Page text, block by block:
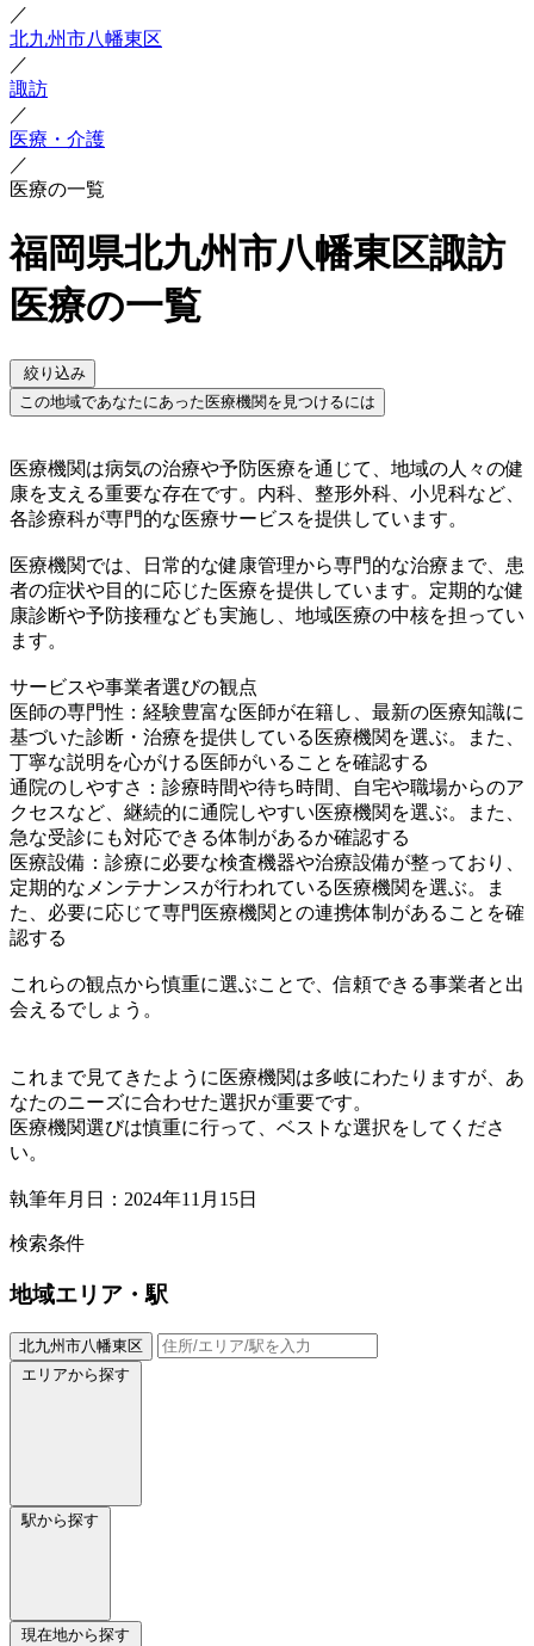
／
北九州市八幡東区
／
諏訪
／
医療・介護
／
医療の一覧
福岡県北九州市八幡東区諏訪
医療の一覧
絞り込み
この地域であなたにあった医療機関を見つけるには
医療機関は病気の治療や予防医療を通じて、地域の人々の健
康を支える重要な存在です。内科、整形外科、小児科など、
各診療科が専門的な医療サービスを提供しています。
医療機関では、日常的な健康管理から専門的な治療まで、患
者の症状や目的に応じた医療を提供しています。定期的な健
康診断や予防接種なども実施し、地域医療の中核を担ってい
ます。
サービスや事業者選びの観点
医師の専門性：経験豊富な医師が在籍し、最新の医療知識に
基づいた診断・治療を提供している医療機関を選ぶ。また、
丁寧な説明を心がける医師がいることを確認する
通院のしやすさ：診療時間や待ち時間、自宅や職場からのア
クセスなど、継続的に通院しやすい医療機関を選ぶ。また、
急な受診にも対応できる体制があるか確認する
医療設備：診療に必要な検査機器や治療設備が整っており、
定期的なメンテナンスが行われている医療機関を選ぶ。ま
た、必要に応じて専門医療機関との連携体制があることを確
認する
これらの観点から慎重に選ぶことで、信頼できる事業者と出
会えるでしょう。
これまで見てきたように医療機関は多岐にわたりますが、あ
なたのニーズに合わせた選択が重要です。
医療機関選びは慎重に行って、ベストな選択をしてくださ
い。
執筆年月日：2024年11月15日
検索条件
地域エリア・駅
北九州市八幡東区
エリアから探す
駅から探す
現在地から探す